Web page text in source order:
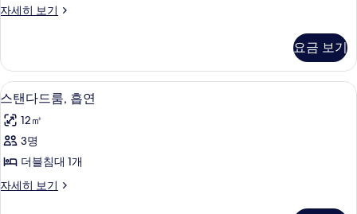
금
사
진
모
두
보
기
자세히 보기
스
룸,
금
연
세
히
기
요금 보기
스
탠
다
드
흡
14
스탠다드룸, 흡연
12㎡
3명
더블침대 1개
자세히 보기
스